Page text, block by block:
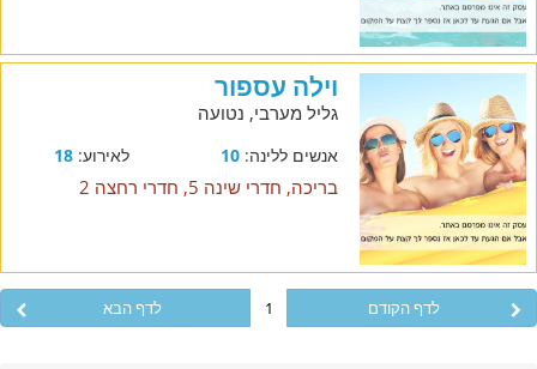
וילה עספור
גליל מערבי, נטועה
אנשים ללינה:10 לאירוע:18
בריכה, חדרי שינה 5, חדרי רחצה 2
לדף הקודם 1 לדף הבא